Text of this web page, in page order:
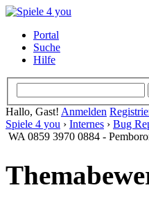
Portal
Suche
Hilfe
Hallo, Gast! Anmelden
Spiele 4 you › Internes › Bug
WA 0859 3970 0884 -